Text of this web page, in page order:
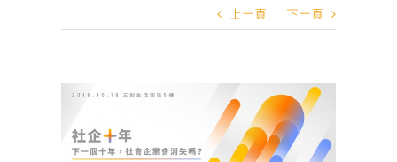
上一頁 下一頁
View
Image